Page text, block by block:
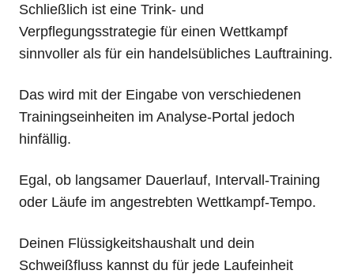
Schließlich ist eine Trink- und
Verpflegungsstrategie für einen Wettkampf
sinnvoller als für ein handelsübliches Lauftraining.
Das wird mit der Eingabe von verschiedenen
Trainingseinheiten im Analyse-Portal jedoch
hinfällig.
Egal, ob langsamer Dauerlauf, Intervall-Training
oder Läufe im angestrebten Wettkampf-Tempo.
Deinen Flüssigkeitshaushalt und dein
Schweißfluss kannst du für jede Laufeinheit